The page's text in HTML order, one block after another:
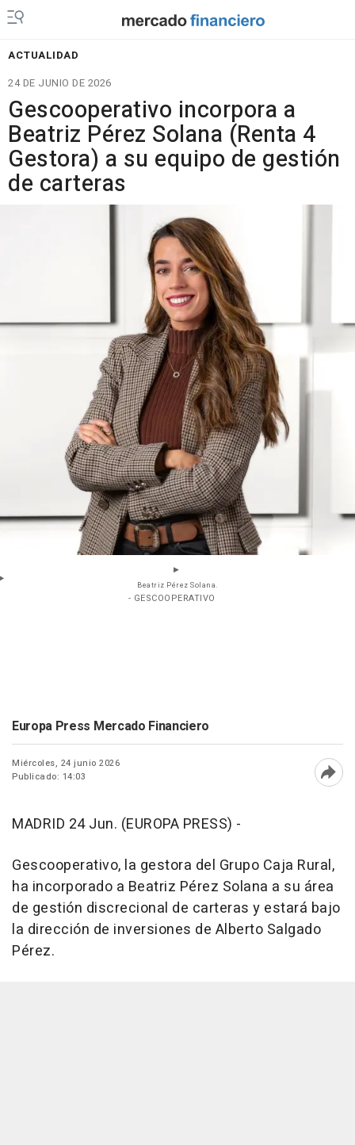
ACTUALIDAD
24 DE JUNIO DE 2026
Gescooperativo incorpora a
Beatriz Pérez Solana (Renta 4
Gestora) a su equipo de gestión
de carteras
Beatriz Pérez Solana.
- GESCOOPERATIVO
Europa Press Mercado Financiero
Miércoles, 24 junio 2026
Publicado: 14:03
MADRID 24 Jun. (EUROPA PRESS) -
Gescooperativo, la gestora del Grupo Caja Rural,
ha incorporado a Beatriz Pérez Solana a su área
de gestión discrecional de carteras y estará bajo
la dirección de inversiones de Alberto Salgado
Pérez.